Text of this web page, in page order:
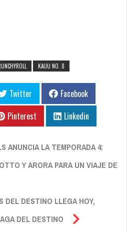
KAIJU NO. 8
Twitter
Facebook
Pinterest Linkedin
ANUNCIA LA TEMPORADA 4:
Y ARORA PARA UN VIAJE DE
DEL DESTINO LLEGA HOY,
DEL DESTINO